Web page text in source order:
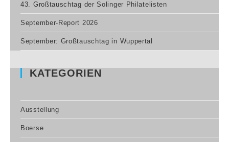
43. Großtauschtag der Solinger Philatelisten
September-Report 2026
September: Großtauschtag in Wuppertal
KATEGORIEN
Ausstellung
Boerse